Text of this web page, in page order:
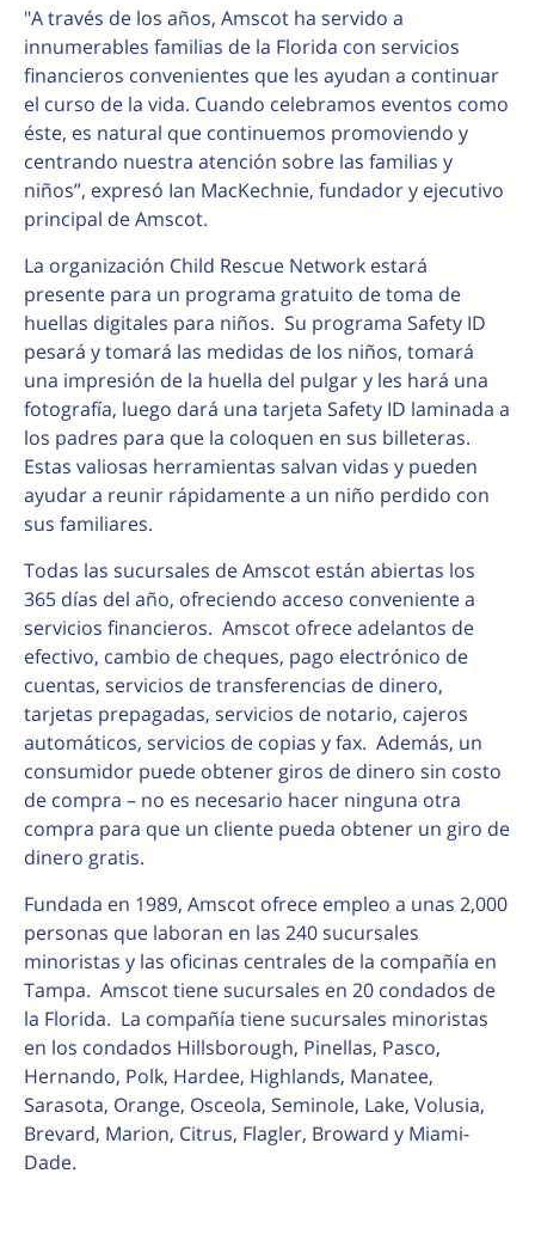
"A través de los años, Amscot ha servido a
innumerables familias de la Florida con servicios
financieros convenientes que les ayudan a continuar
el curso de la vida. Cuando celebramos eventos como
éste, es natural que continuemos promoviendo y
centrando nuestra atención sobre las familias y
niños”, expresó Ian MacKechnie, fundador y ejecutivo
principal de Amscot.
La organización Child Rescue Network estará
presente para un programa gratuito de toma de
huellas digitales para niños. Su programa Safety ID
pesará y tomará las medidas de los niños, tomará
una impresión de la huella del pulgar y les hará una
fotografía, luego dará una tarjeta Safety ID laminada a
los padres para que la coloquen en sus billeteras.
Estas valiosas herramientas salvan vidas y pueden
ayudar a reunir rápidamente a un niño perdido con
sus familiares.
Todas las sucursales de Amscot están abiertas los
365 días del año, ofreciendo acceso conveniente a
servicios financieros. Amscot ofrece adelantos de
efectivo, cambio de cheques, pago electrónico de
cuentas, servicios de transferencias de dinero,
tarjetas prepagadas, servicios de notario, cajeros
automáticos, servicios de copias y fax. Además, un
consumidor puede obtener giros de dinero sin costo
de compra – no es necesario hacer ninguna otra
compra para que un cliente pueda obtener un giro de
dinero gratis.
Fundada en 1989, Amscot ofrece empleo a unas 2,000
personas que laboran en las 240 sucursales
minoristas y las oficinas centrales de la compañía en
Tampa. Amscot tiene sucursales en 20 condados de
la Florida. La compañía tiene sucursales minoristas
en los condados Hillsborough, Pinellas, Pasco,
Hernando, Polk, Hardee, Highlands, Manatee,
Sarasota, Orange, Osceola, Seminole, Lake, Volusia,
Brevard, Marion, Citrus, Flagler, Broward y Miami-
Dade.